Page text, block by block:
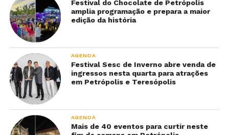
Festival do Chocolate de Petrópolis
amplia programação e prepara a maior
edição da história
AGENDA
Festival Sesc de Inverno abre venda de
ingressos nesta quarta para atrações
em Petrópolis e Teresópolis
AGENDA
Mais de 40 eventos para curtir neste